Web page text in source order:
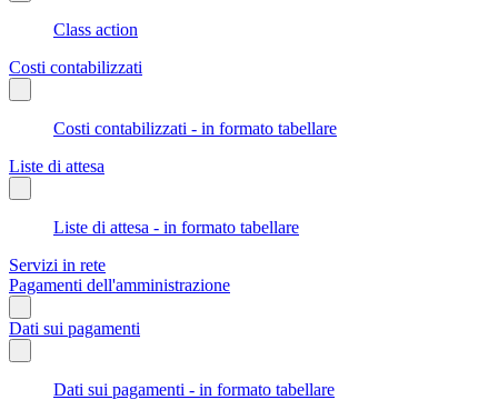
Class action
Costi contabilizzati
Costi contabilizzati - in formato tabellare
Liste di attesa
Liste di attesa - in formato tabellare
Servizi in rete
Pagamenti dell'amministrazione
Dati sui pagamenti
Dati sui pagamenti - in formato tabellare